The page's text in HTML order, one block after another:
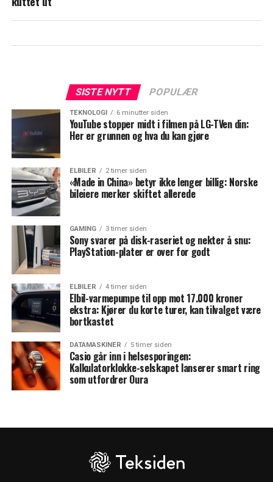
SISTE NYTT POPULÆR
TEKNOLOGI 6 minutter siden
YouTube stopper midt i filmen på LG-TVen din:
Her er grunnen og hva du kan gjøre
ELBILER 2 timer siden
«Made in China» betyr ikke lenger billig: Norske
bileiere merker skiftet allerede
GAMING 3 timer siden
Sony svarer på disk-raseriet og nekter å snu:
PlayStation-plater er over for godt
ELBILER 4 timer siden
Elbil-varmepumpe til opp mot 17.000 kroner
ekstra: Kjører du korte turer, kan tilvalget være
bortkastet
DATAMASKINER 5 timer siden
Casio går inn i helsesporingen:
Kalkulatorklokke-selskapet lanserer smart ring
som utfordrer Oura